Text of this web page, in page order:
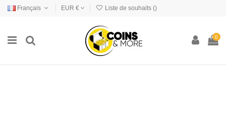
Français EUR € Liste de souhaits ()
0